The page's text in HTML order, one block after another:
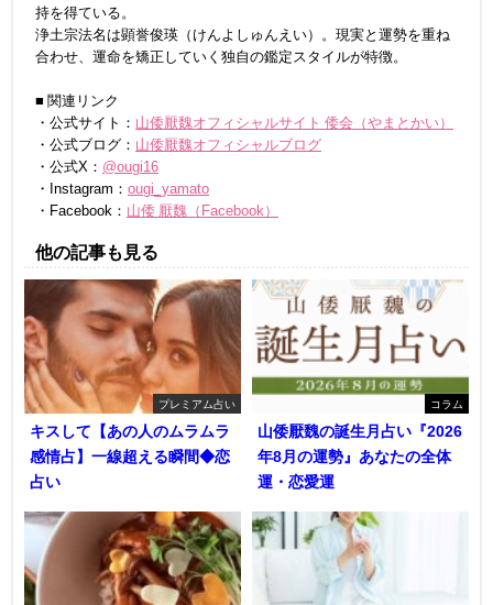
持を得ている。
浄土宗法名は顕誉俊瑛（けんよしゅんえい）。現実と運勢を重ね
合わせ、運命を矯正していく独自の鑑定スタイルが特徴。
■ 関連リンク
・公式サイト： 山倭厭魏オフィシャルサイト 倭会（やまとかい）
・公式ブログ： 山倭厭魏オフィシャルブログ
・公式X： @ougi16
・Instagram： ougi_yamato
・Facebook： 山倭 厭魏（Facebook）
他の記事も見る
プレミアム占い
キスして【あの人のムラムラ
感情占】一線超える瞬間◆恋
占い
コラム
山倭厭魏の誕生月占い『2026
年8月の運勢』あなたの全体
運・恋愛運